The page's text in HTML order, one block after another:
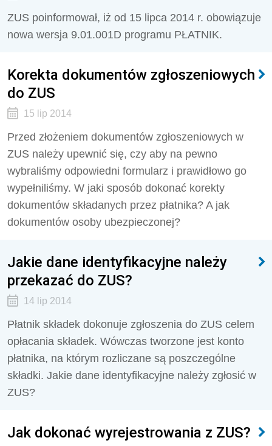
ZUS poinformował, iż od 15 lipca 2014 r. obowiązuje
nowa wersja 9.01.001D programu PŁATNIK.
Korekta dokumentów zgłoszeniowych
do ZUS
15 lip 2014
Przed złożeniem dokumentów zgłoszeniowych w
ZUS należy upewnić się, czy aby na pewno
wybraliśmy odpowiedni formularz i prawidłowo go
wypełniliśmy. W jaki sposób dokonać korekty
dokumentów składanych przez płatnika? A jak
dokumentów osoby ubezpieczonej?
Jakie dane identyfikacyjne należy
przekazać do ZUS?
14 lip 2014
Płatnik składek dokonuje zgłoszenia do ZUS celem
opłacania składek. Wówczas tworzone jest konto
płatnika, na którym rozliczane są poszczególne
składki. Jakie dane identyfikacyjne należy zgłosić w
ZUS?
Jak dokonać wyrejestrowania z ZUS?